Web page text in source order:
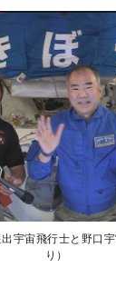
宇宙飛行士と野口
り）